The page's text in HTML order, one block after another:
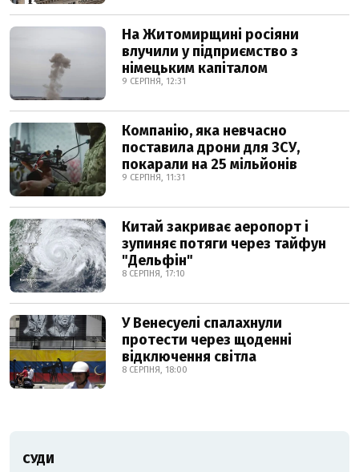
На Житомирщині росіяни
влучили у підприємство з
німецьким капіталом
9 СЕРПНЯ, 12:31
Компанію, яка невчасно
поставила дрони для ЗСУ,
покарали на 25 мільйонів
9 СЕРПНЯ, 11:31
Китай закриває аеропорт і
зупиняє потяги через тайфун
"Дельфін"
8 СЕРПНЯ, 17:10
У Венесуелі спалахнули
протести через щоденні
відключення світла
8 СЕРПНЯ, 18:00
СУДИ